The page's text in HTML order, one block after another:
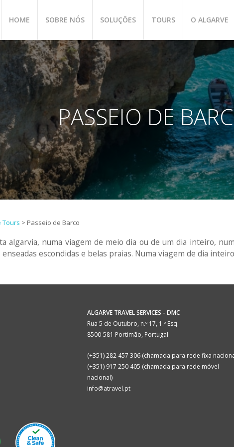
HOME SOBRE NÓS SOLUÇÕES TOURS O ALGARVE
PASSEIO DE
Tours > Passeio de Barco
algarvia, numa viagem de meio dia ou de um dia inteiro,
escondidas e belas praias. Numa viagem de dia
ALGARVE TRAVEL SERVICES - DMC
Rua 5 de Outubro, n.º 17, 1.º Esq.
8500-581 Portimão, Portugal
(+351) 282 457 306 (chamada para rede fixa
(+351) 917 250 405 (chamada para rede móvel
nacional)
info@atravel.pt